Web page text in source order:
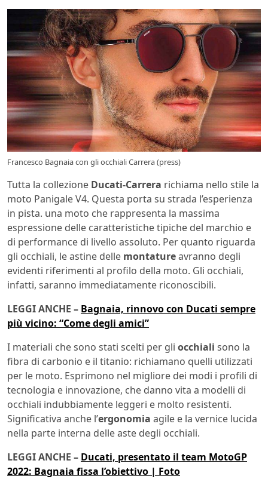
Francesco Bagnaia con gli occhiali Carrera (press)
Tutta la collezione Ducati-Carrera richiama nello stile la
moto Panigale V4. Questa porta su strada l’esperienza
in pista. una moto che rappresenta la massima
espressione delle caratteristiche tipiche del marchio e
di performance di livello assoluto. Per quanto riguarda
gli occhiali, le astine delle montatureavranno degli
evidenti riferimenti al profilo della moto. Gli occhiali,
infatti, saranno immediatamente riconoscibili.
LEGGI ANCHE – Bagnaia, rinnovo con Ducati sempre
più vicino: “Come degli amici”
I materiali che sono stati scelti per gli occhiali sono la
fibra di carbonio e il titanio: richiamano quelli utilizzati
per le moto. Esprimono nel migliore dei modi i profili di
tecnologia e innovazione, che danno vita a modelli di
occhiali indubbiamente leggeri e molto resistenti.
Significativa anche l’ergonomia agile e la vernice lucida
nella parte interna delle aste degli occhiali.
LEGGI ANCHE – Ducati, presentato il team MotoGP
2022: Bagnaia fissa l’obiettivo | Foto